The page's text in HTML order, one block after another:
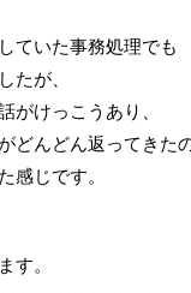
ていた事務処理でも
たが、
がけっこうあり、
どんどん返ってきたの
感じです。
す。